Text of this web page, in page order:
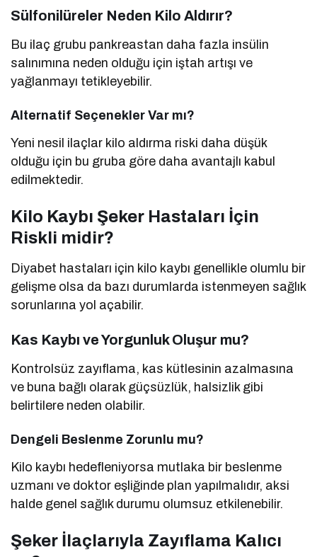
Sülfonilüreler Neden Kilo Aldırır?
Bu ilaç grubu pankreastan daha fazla insülin
salınımına neden olduğu için iştah artışı ve
yağlanmayı tetikleyebilir.
Alternatif Seçenekler Var mı?
Yeni nesil ilaçlar kilo aldırma riski daha düşük
olduğu için bu gruba göre daha avantajlı kabul
edilmektedir.
Kilo Kaybı Şeker Hastaları İçin
Riskli midir?
Diyabet hastaları için kilo kaybı genellikle olumlu bir
gelişme olsa da bazı durumlarda istenmeyen sağlık
sorunlarına yol açabilir.
Kas Kaybı ve Yorgunluk Oluşur mu?
Kontrolsüz zayıflama, kas kütlesinin azalmasına
ve buna bağlı olarak güçsüzlük, halsizlik gibi
belirtilere neden olabilir.
Dengeli Beslenme Zorunlu mu?
Kilo kaybı hedefleniyorsa mutlaka bir beslenme
uzmanı ve doktor eşliğinde plan yapılmalıdır, aksi
halde genel sağlık durumu olumsuz etkilenebilir.
Şeker İlaçlarıyla Zayıflama Kalıcı